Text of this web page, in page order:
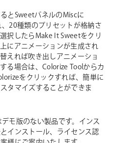
とSweetパネルのMiscに
20種類のプリセットが格納さ
択したらMake It Sweetをクリ
にアニメーションが生成され
えれば吹き出しアニメーショ
る場合は、Colorize Toolからカ
をクリックすれば、簡単に
タマイズすることができま
モ版のない製品です。インス
インストール、ライセンス認